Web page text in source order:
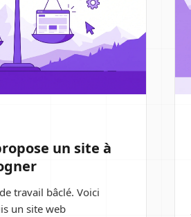
un site à
travail bâclé. Voici
un site web